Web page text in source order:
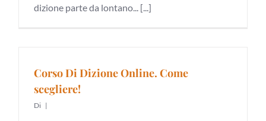
dizione parte da lontano... [...]
Corso Di Dizione Online. Come
scegliere!
Di |